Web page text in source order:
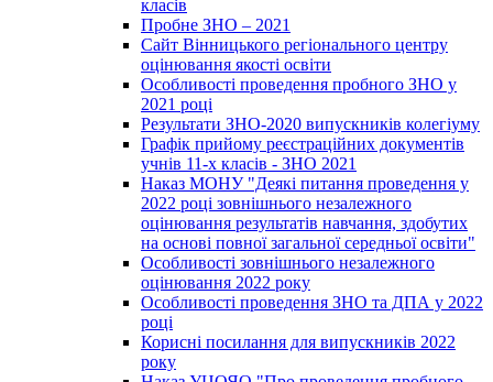
класів
Пробне ЗНО – 2021
Сайт Вінницького регіонального центру
оцінювання якості освіти
Особливості проведення пробного ЗНО у
2021 році
Результати ЗНО-2020 випускників колегіуму
Графік прийому реєстраційних документів
учнів 11-х класів - ЗНО 2021
Наказ МОНУ "Деякі питання проведення у
2022 році зовнішнього незалежного
оцінювання результатів навчання, здобутих
на основі повної загальної середньої освіти"
Особливості зовнішнього незалежного
оцінювання 2022 року
Особливості проведення ЗНО та ДПА у 2022
році
Корисні посилання для випускників 2022
року